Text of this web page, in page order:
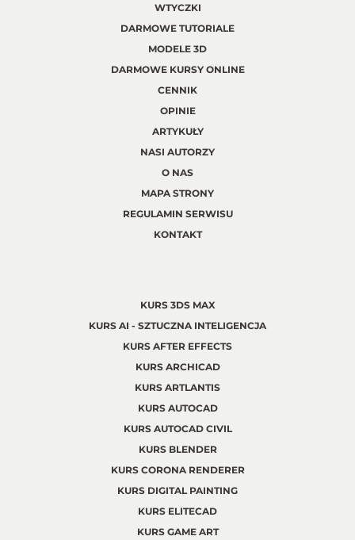
WTYCZKI
DARMOWE TUTORIALE
MODELE 3D
DARMOWE KURSY ONLINE
CENNIK
OPINIE
ARTYKUŁY
NASI AUTORZY
O NAS
MAPA STRONY
REGULAMIN SERWISU
KONTAKT
KURS 3DS MAX
KURS AI - SZTUCZNA INTELIGENCJA
KURS AFTER EFFECTS
KURS ARCHICAD
KURS ARTLANTIS
KURS AUTOCAD
KURS AUTOCAD CIVIL
KURS BLENDER
KURS CORONA RENDERER
KURS DIGITAL PAINTING
KURS ELITECAD
KURS GAME ART